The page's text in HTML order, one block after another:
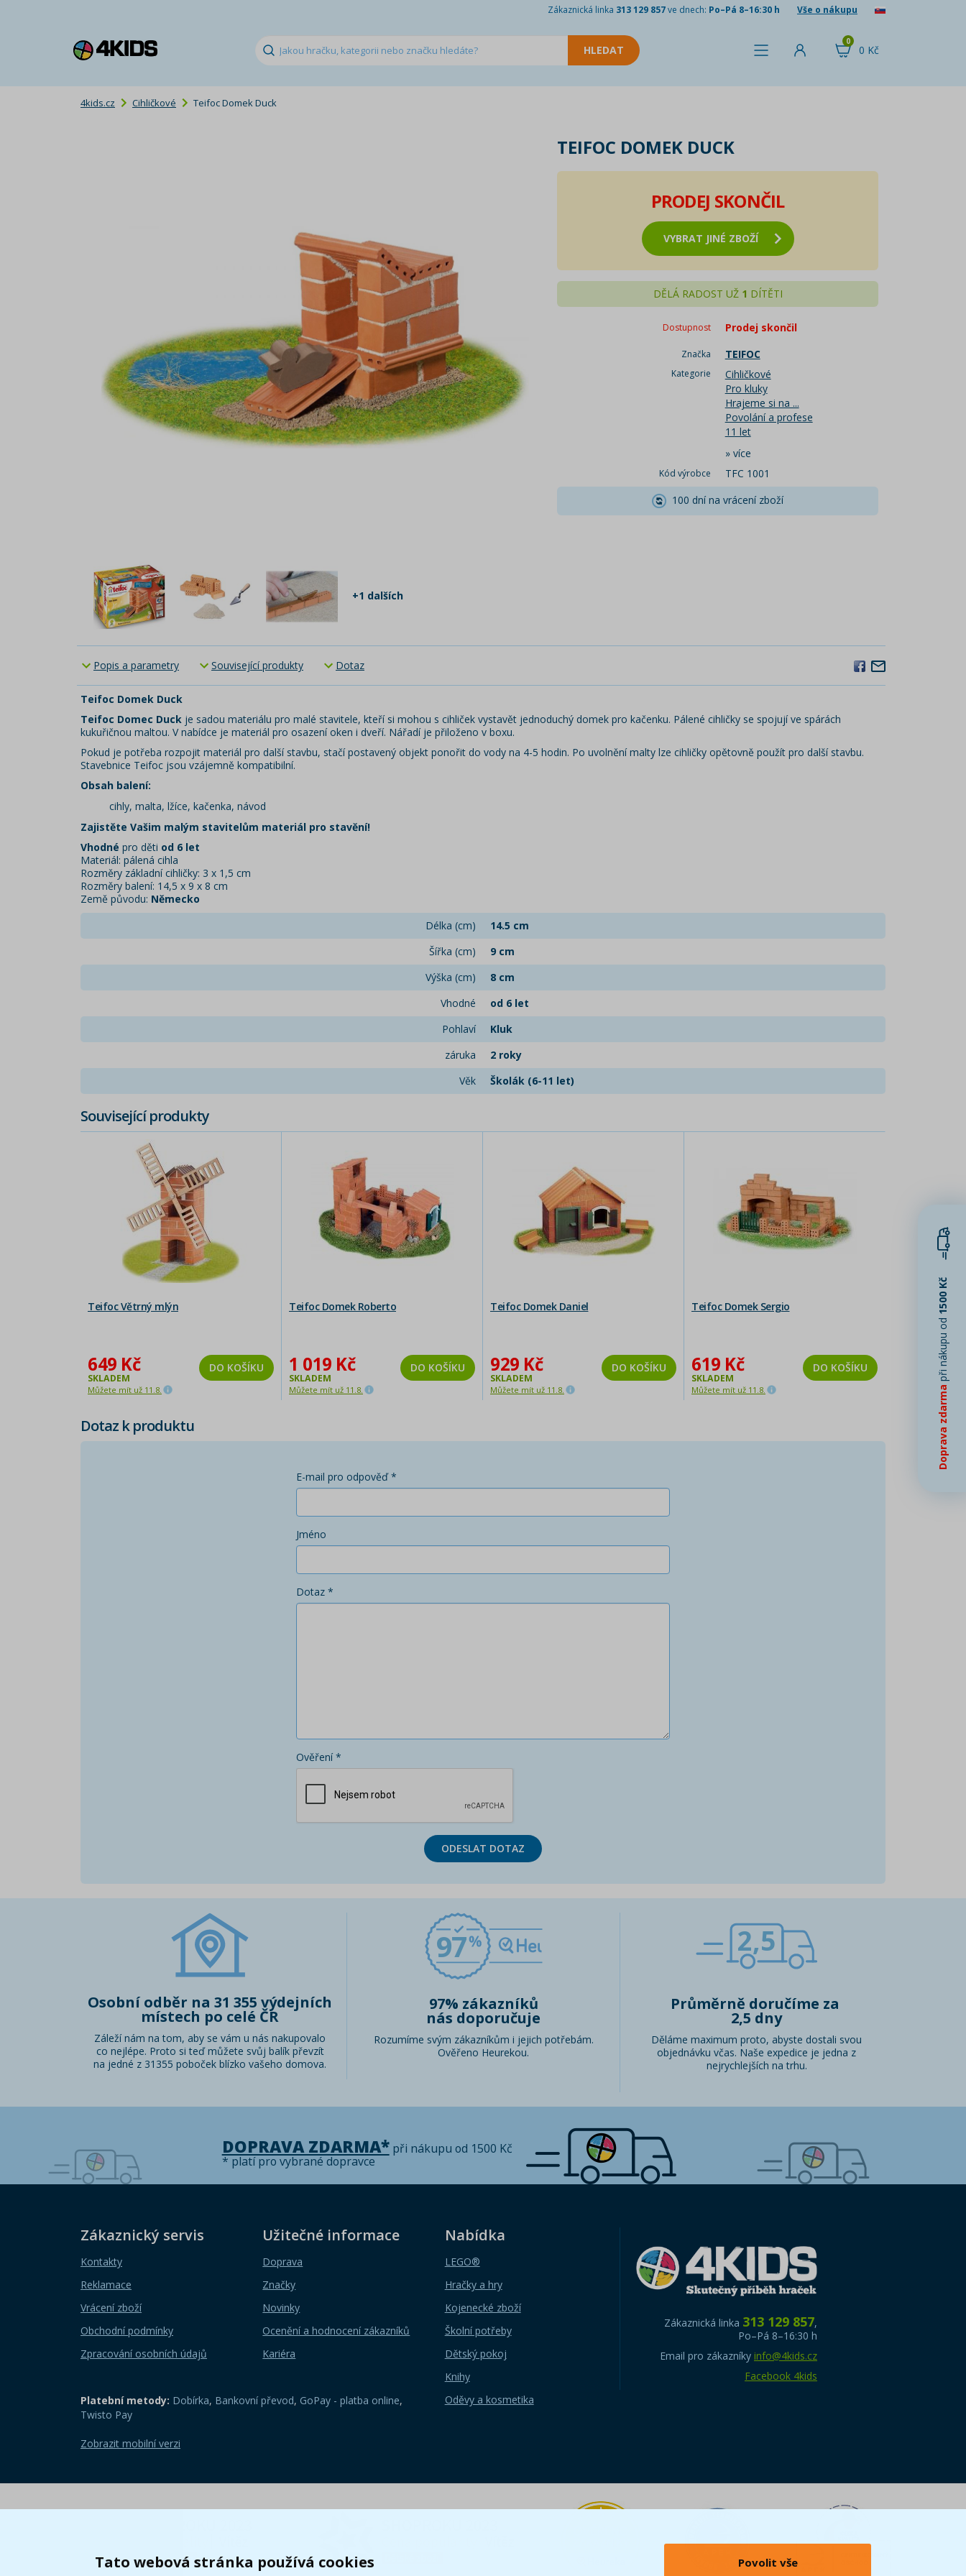
Tato webová stránka používá cookies Povolit vše
Zákaznická linka 313 129 857ve dnech: Po–Pá 8–16:30 h Vše o nákupu
0 Kč
0
4kids.cz Cihličkové Teifoc Domek Duck
+1 dalších
TEIFOC DOMEK DUCK
PRODEJ SKONČIL
VYBRAT JINÉ ZBOŽÍ
DĚLÁ RADOST UŽ 1 DÍTĚTI
Dostupnost Prodej skončil
Značka TEIFOC
Kategorie
Cihličkové
Pro kluky
Hrajeme si na ...
Povolání a profese
11 let
» více
Kód výrobce
TFC 1001
100 dní na vrácení zboží
Popis a parametry Související produkty Dotaz
Teifoc Domek Duck
Teifoc Domec Duck je sadou materiálu pro malé stavitele, kteří si mohou s cihliček vystavět jednoduchý domek pro kačenku. Pálené cihličky se spojují ve spárách
kukuřičnou maltou. V nabídce je materiál pro osazení oken i dveří. Nářadí je přiloženo v boxu.
Pokud je potřeba rozpojit materiál pro další stavbu, stačí postavený objekt ponořit do vody na 4-5 hodin. Po uvolnění malty lze cihličky opětovně použít pro další stavbu.
Stavebnice Teifoc jsou vzájemně kompatibilní.
Obsah balení:
cihly, malta, lžíce, kačenka, návod
Zajistěte Vašim malým stavitelům materiál pro stavění!
Vhodné pro děti od 6 let
Materiál: pálená cihla
Rozměry základní cihličky: 3 x 1,5 cm
Rozměry balení: 14,5 x 9 x 8 cm
Země původu: Německo
Délka (cm)
14.5 cm
Šířka (cm)
9 cm
Výška (cm)
8 cm
Vhodné
od 6 let
Pohlaví
Kluk
záruka
2 roky
Věk
Školák (6-11 let)
Související produkty
Teifoc Větrný mlýn
649 Kč
SKLADEM
Můžete mít už 11.8.
DO KOŠÍKU
Teifoc Domek Roberto
1 019 Kč
SKLADEM
Můžete mít už 11.8.
DO KOŠÍKU
Teifoc Domek Daniel
929 Kč
SKLADEM
Můžete mít už 11.8.
DO KOŠÍKU
Teifoc Domek Sergio
619 Kč
SKLADEM
Můžete mít už 11.8.
DO KOŠÍKU
Dotaz k produktu
E-mail pro odpověď *
Jméno
Dotaz *
Ověření *
ODESLAT DOTAZ
Osobní odběr na 31 355 výdejních
místech po celé ČR
Záleží nám na tom, aby se vám u nás nakupovalo
co nejlépe. Proto si teď můžete svůj balík převzít
na jedné z 31355 poboček blízko vašeho domova.
97
97% zákazníků
nás doporučuje
Rozumíme svým zákazníkům i jejich potřebám.
Ověřeno Heurekou.
2,5
Průměrně doručíme za
2,5 dny
Děláme maximum proto, abyste dostali svou
objednávku včas. Naše expedice je jedna z
nejrychlejších na trhu.
DOPRAVA ZDARMA*při nákupu od 1500 Kč
* platí pro vybrané dopravce
Zákaznický servis
Kontakty
Reklamace
Vrácení zboží
Obchodní podmínky
Zpracování osobních údajů
Užitečné informace
Doprava
Značky
Novinky
Ocenění a hodnocení zákazníků
Kariéra
Nabídka
LEGO®
Hračky a hry
Kojenecké zboží
Školní potřeby
Dětský pokoj
Knihy
Oděvy a kosmetika
Platební metody: Dobírka, Bankovní převod, GoPay - platba online,
Twisto Pay
Zobrazit mobilní verzi
Zákaznická linka 313 129 857,
Po–Pá 8–16:30 h
Email pro zákazníky info@4kids.cz
Facebook 4kids
Doprava zdarma
při nákupu od
1500 Kč